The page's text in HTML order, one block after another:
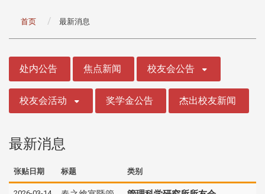
首页 最新消息
处内公告 焦点新闻 校友会公告
校友会活动 奖学金公告 杰出校友新闻
最新消息
张贴日期 标题 类别